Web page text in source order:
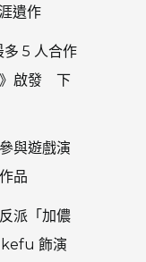
遺作
5 人合作
啟發 下
與遊戲演
品
派「加儂
飾演